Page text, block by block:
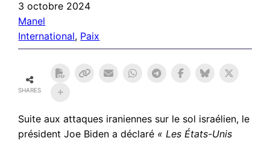
3 octobre 2024
Manel
International, Paix
SHARES
Suite aux attaques iraniennes sur le sol israélien, le
président Joe Biden a déclaré « Les États-Unis